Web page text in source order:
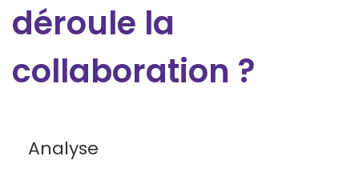
déroule la
collaboration ?
Analyse